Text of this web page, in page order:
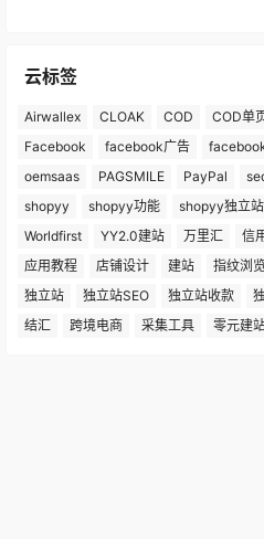
云标签
Airwallex CLOAK COD COD单
Facebook
facebook广告
oemsaas
PAGSMILE PayPal
shopyy
shopyy功能 shopyy独立站
Worldfirst
YY2.0建站 万里汇 信
应用教程
店铺设计 建站 指纹浏
独立站
独立站SEO 独立站收款
结汇
跨境电商 采集工具 零元建